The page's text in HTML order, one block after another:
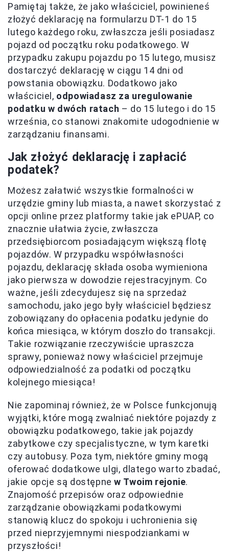
Pamiętaj także, że jako właściciel, powinieneś
złożyć deklarację na formularzu DT-1 do 15
lutego każdego roku, zwłaszcza jeśli posiadasz
pojazd od początku roku podatkowego. W
przypadku zakupu pojazdu po 15 lutego, musisz
dostarczyć deklarację w ciągu 14 dni od
powstania obowiązku. Dodatkowo jako
właściciel, odpowiadasz za uregulowanie
podatku w dwóch ratach – do 15 lutego i do 15
września, co stanowi znakomite udogodnienie w
zarządzaniu finansami.
Jak złożyć deklarację i zapłacić
podatek?
Możesz załatwić wszystkie formalności w
urzędzie gminy lub miasta, a nawet skorzystać z
opcji online przez platformy takie jak ePUAP, co
znacznie ułatwia życie, zwłaszcza
przedsiębiorcom posiadającym większą flotę
pojazdów. W przypadku współwłasności
pojazdu, deklarację składa osoba wymieniona
jako pierwsza w dowodzie rejestracyjnym. Co
ważne, jeśli zdecydujesz się na sprzedaż
samochodu, jako jego były właściciel będziesz
zobowiązany do opłacenia podatku jedynie do
końca miesiąca, w którym doszło do transakcji.
Takie rozwiązanie rzeczywiście upraszcza
sprawy, ponieważ nowy właściciel przejmuje
odpowiedzialność za podatki od początku
kolejnego miesiąca!
Nie zapominaj również, że w Polsce funkcjonują
wyjątki, które mogą zwalniać niektóre pojazdy z
obowiązku podatkowego, takie jak pojazdy
zabytkowe czy specjalistyczne, w tym karetki
czy autobusy. Poza tym, niektóre gminy mogą
oferować dodatkowe ulgi, dlatego warto zbadać,
jakie opcje są dostępnew Twoim rejonie.
Znajomość przepisów oraz odpowiednie
zarządzanie obowiązkami podatkowymi
stanowią klucz do spokoju i uchronienia się
przed nieprzyjemnymi niespodziankami w
przyszłości!